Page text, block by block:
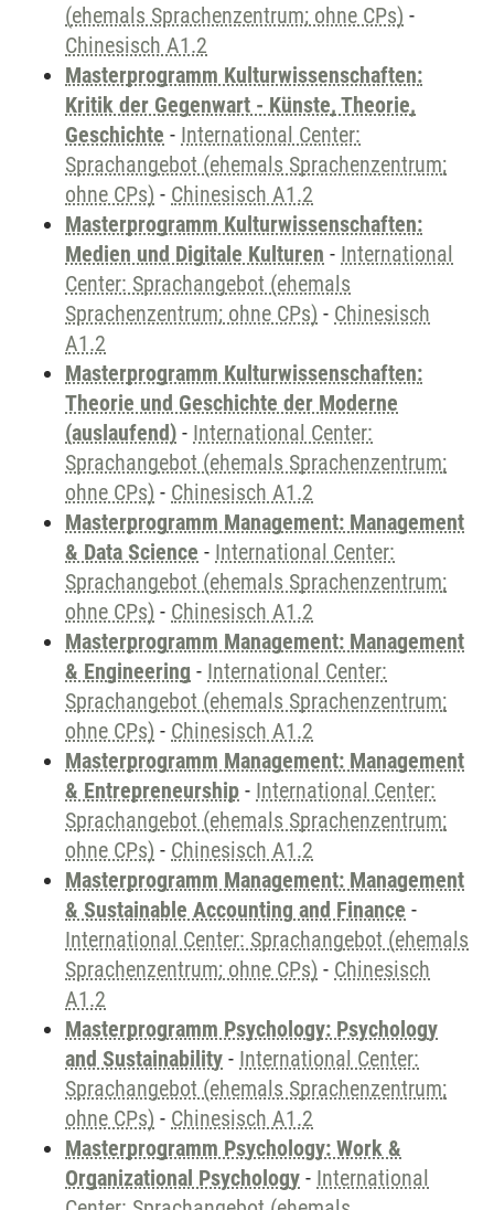
(ehemals Sprachenzentrum; ohne CPs) -
Chinesisch A1.2
Masterprogramm Kulturwissenschaften:
Kritik der Gegenwart - Künste, Theorie,
Geschichte - International Center:
Sprachangebot (ehemals Sprachenzentrum;
ohne CPs) - Chinesisch A1.2
Masterprogramm Kulturwissenschaften:
Medien und Digitale Kulturen - International
Center: Sprachangebot (ehemals
Sprachenzentrum; ohne CPs) - Chinesisch
A1.2
Masterprogramm Kulturwissenschaften:
Theorie und Geschichte der Moderne
(auslaufend) - International Center:
Sprachangebot (ehemals Sprachenzentrum;
ohne CPs) - Chinesisch A1.2
Masterprogramm Management: Management
& Data Science - International Center:
Sprachangebot (ehemals Sprachenzentrum;
ohne CPs) - Chinesisch A1.2
Masterprogramm Management: Management
& Engineering - International Center:
Sprachangebot (ehemals Sprachenzentrum;
ohne CPs) - Chinesisch A1.2
Masterprogramm Management: Management
& Entrepreneurship - International Center:
Sprachangebot (ehemals Sprachenzentrum;
ohne CPs) - Chinesisch A1.2
Masterprogramm Management: Management
& Sustainable Accounting and Finance -
International Center: Sprachangebot (ehemals
Sprachenzentrum; ohne CPs) - Chinesisch
A1.2
Masterprogramm Psychology: Psychology
and Sustainability - International Center:
Sprachangebot (ehemals Sprachenzentrum;
ohne CPs) - Chinesisch A1.2
Masterprogramm Psychology: Work &
Organizational Psychology - International